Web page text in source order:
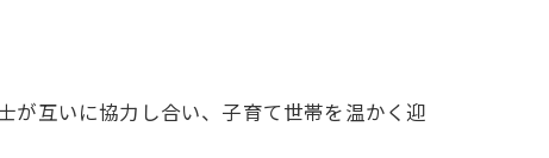
が互いに協力し合い、子育て世帯を温かく迎